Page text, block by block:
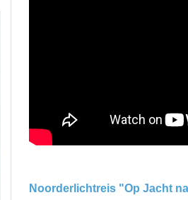
Noorderlichtreis "Op Jacht